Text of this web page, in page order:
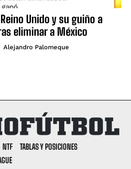
Unido y su guiño a
eliminar a México
Alejandro Palomeque
NTF
TABLAS Y POSICIONES